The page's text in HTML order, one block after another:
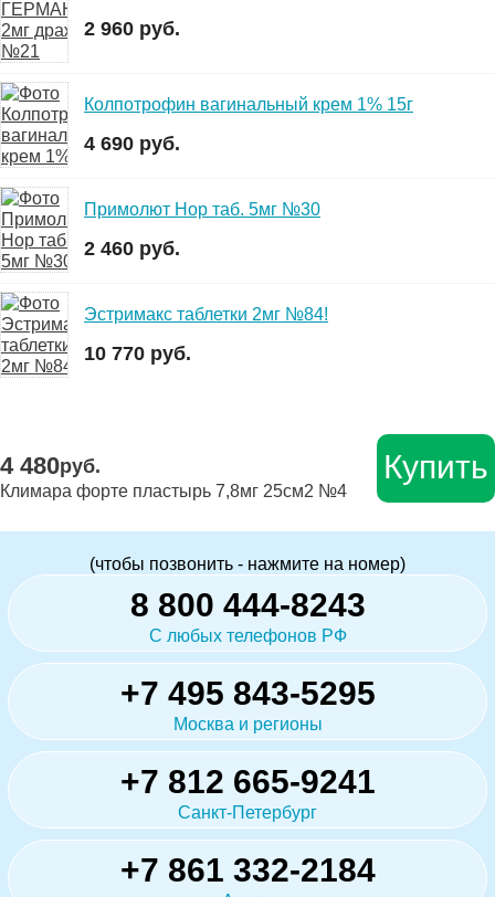
2 960 руб.
Колпотрофин вагинальный крем 1% 15г
4 690 руб.
Примолют Нор таб. 5мг №30
2 460 руб.
Эстримакс таблетки 2мг №84!
10 770 руб.
4 480руб.
Климара форте пластырь 7,8мг 25см2 №4
Купить
(чтобы позвонить - нажмите на номер)
8 800 444-8243
С любых телефонов РФ
+7 495 843-5295
Москва и регионы
+7 812 665-9241
Санкт-Петербург
+7 861 332-2184